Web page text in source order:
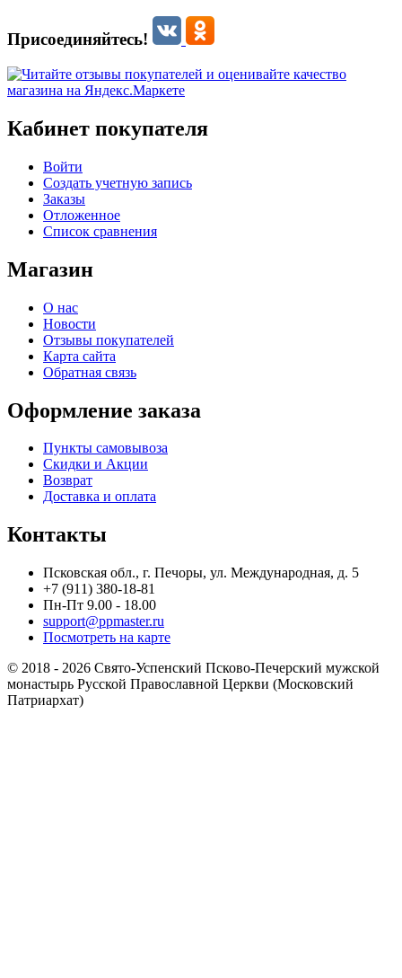
Присоединяйтесь!
Кабинет покупателя
Войти
Создать учетную запись
Заказы
Отложенное
Список сравнения
Магазин
О нас
Новости
Отзывы покупателей
Карта сайта
Обратная связь
Оформление заказа
Пункты самовывоза
Скидки и Акции
Возврат
Доставка и оплата
Контакты
Псковская обл., г. Печоры, ул. Международная, д. 5
+7 (911) 380-18-81
Пн-Пт 9.00 - 18.00
support@ppmaster.ru
Посмотреть на карте
© 2018 - 2026 Свято-Успенский Псково-Печерский мужской
монастырь Русской Православной Церкви (Московский
Патриархат)